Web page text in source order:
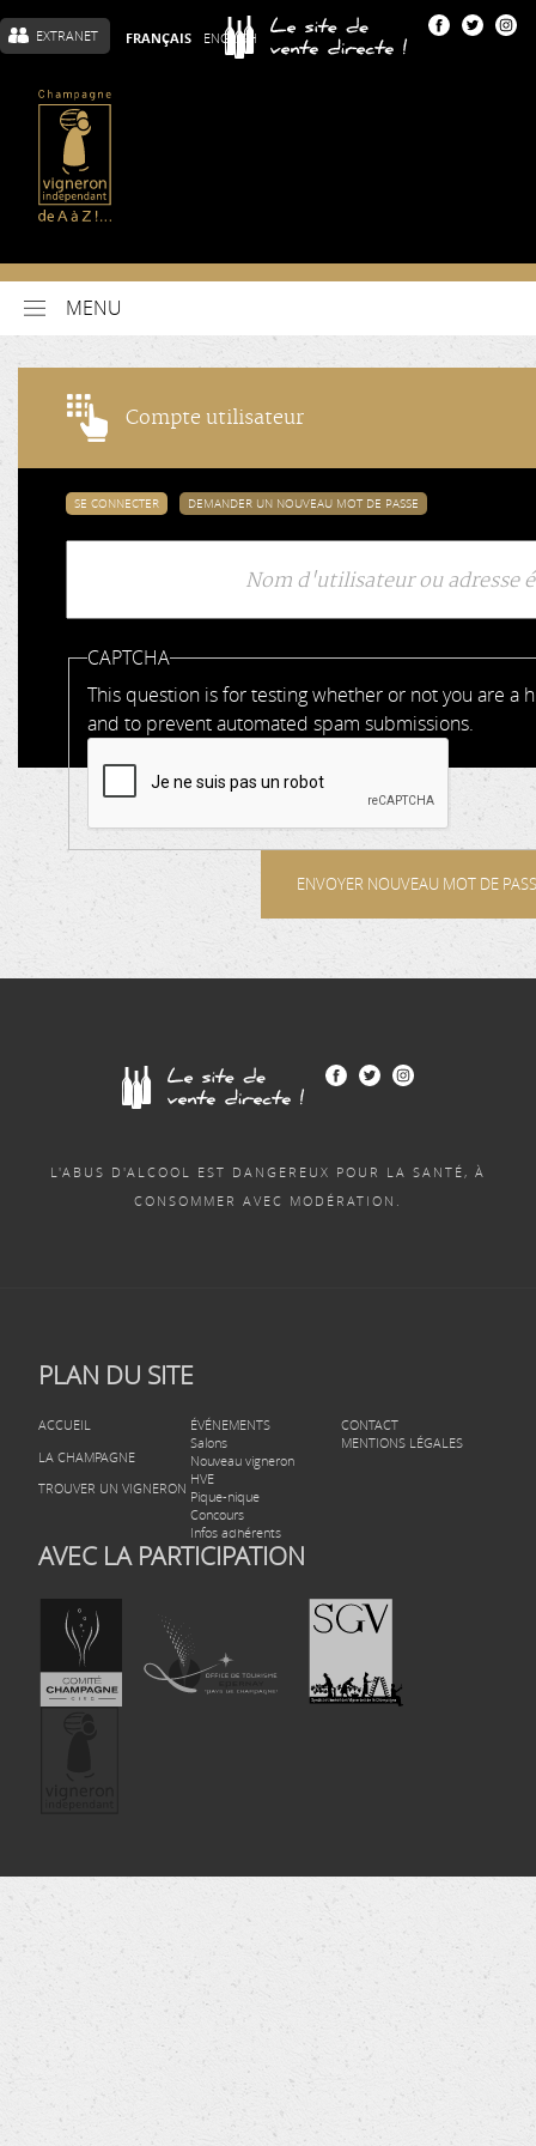
FRANÇAIS ENGLISH
EXTRANET
MENU
Compte utilisateur
Onglets
SE CONNECTER DEMANDER UN NOUVEAU MOT DE PASSE
ACTIF)
CAPTCHA
This question is for testing whether or not you are a
and to prevent automated spam submissions.
L'ABUS D'ALCOOL EST DANGEREUX POUR LA SANTÉ, À
CONSOMMER AVEC MODÉRATION.
PLAN DU SITE
ACCUEIL
LA CHAMPAGNE
TROUVER UN VIGNERON
ÉVÉNEMENTS
Salons
Nouveau vigneron
HVE
Pique-nique
Concours
Infos adhérents
CONTACT
MENTIONS LÉGALES
AVEC LA PARTICIPATION